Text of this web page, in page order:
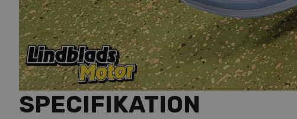
SPECIFIKATION